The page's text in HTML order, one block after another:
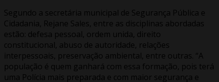
Segundo a secretária municipal de Segurança Pública e
Cidadania, Rejane Sales, entre as disciplinas abordadas
estão: defesa pessoal, ordem unida, direito
constitucional, abuso de autoridade, relações
interpessoais, preservação ambiental, entre outras. “A
população é quem ganhará com essa formação, pois terá
uma Polícia mais preparada e com maior segurança e